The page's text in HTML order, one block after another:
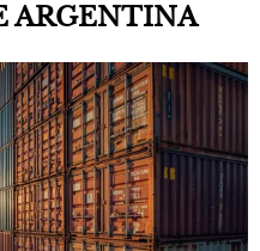
ARGENTINA